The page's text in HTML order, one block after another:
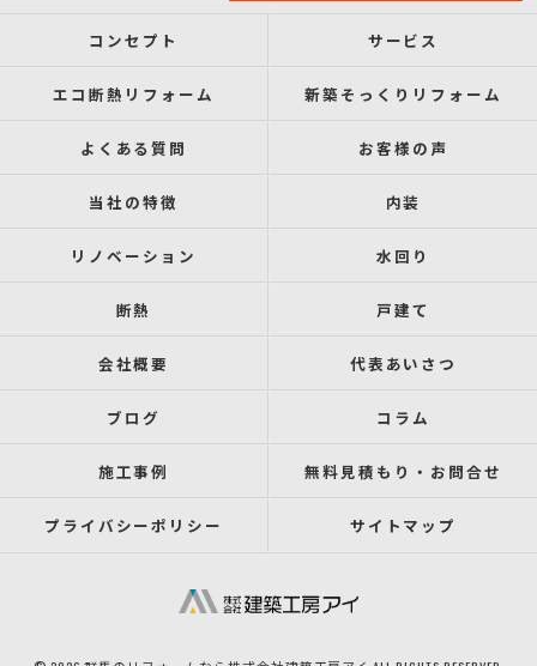
コンセプト サービス
エコ断熱リフォーム 新築そっくりリフォーム
よくある質問 お客様の声
当社の特徴 内装
リノベーション 水回り
断熱 戸建て
会社概要 代表あいさつ
ブログ コラム
施工事例 無料見積もり・お問合せ
プライバシーポリシー サイトマップ